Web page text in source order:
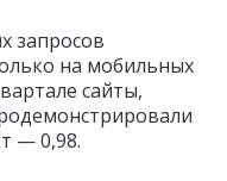
запросов
на мобильных
сайты,
— 0,98.